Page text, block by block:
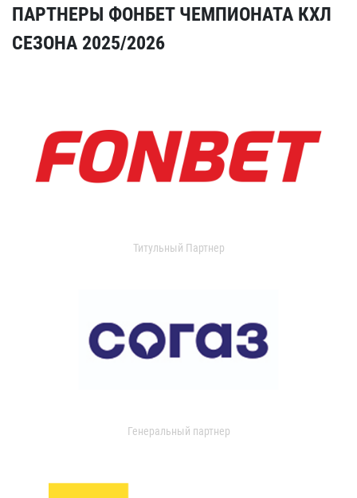
ПАРТНЕРЫ ФОНБЕТ ЧЕМПИОНАТА КХЛ
СЕЗОНА 2025/2026
Титульный Партнер
Генеральный партнер